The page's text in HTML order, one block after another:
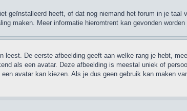
geïnstalleerd heeft, of dat nog niemand het forum in je
maken. Meer informatie hieromtrent kan gevonden
leest. De eerste afbeelding geeft aan welke rang je hebt,
als een avatar. Deze afbeelding is meestal uniek of
avatar kan kiezen. Als je dus geen gebruik kan maken